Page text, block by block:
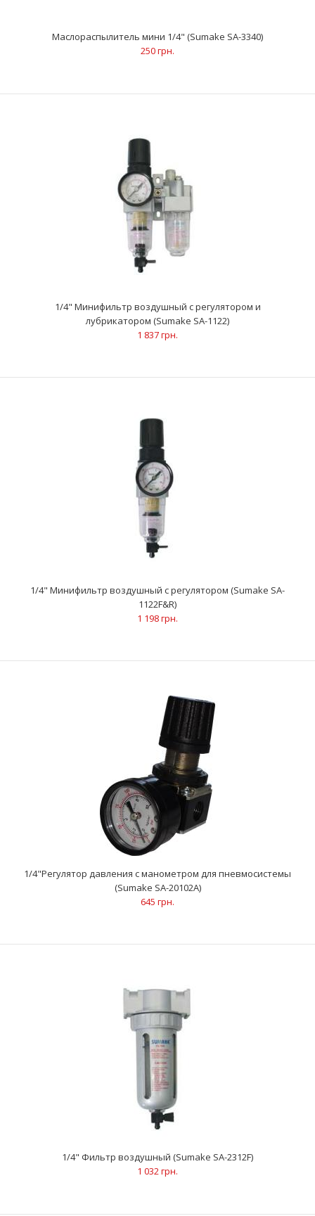
ХарактеристикиОбъем контейнера: 0.03 л Рабочая
температура: 60 °C Резьба на входе: 1/4" Расход возду..
250 грн.
ОписаниеМаслораспылитель мини Применяется в
ХарактеристикиРабочее давление: 14.7 бар Объем
контейнера: 0.03 л Рабочая температура: 60 °C Резьба ..
1122F&R)
1 198 грн.
ХарактеристикиРасход воздуха: 1 100 л/мин Рабочее
давление: 14.7 бар Объем контейнера: 0.03 л Рабоча..
Маслораспылитель мини 1/4" (Sumake SA-3340)
250 грн.
1/4" Минифильтр воздушный с регулятором и
лубрикатором (Sumake SA-1122)
1 837 грн.
1/4" Минифильтр воздушный с регулятором (Sumake SA-
1122F&R)
1 198 грн.
1/4"Регулятор давления с манометром для пневмосистемы
(Sumake SA-20102A)
645 грн.
1/4" Фильтр воздушный (Sumake SA-2312F)
1 032 грн.